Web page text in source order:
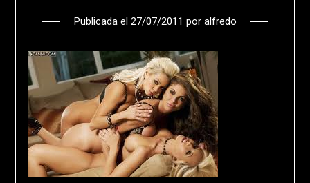
Publicada el 27/07/2011 por alfredo